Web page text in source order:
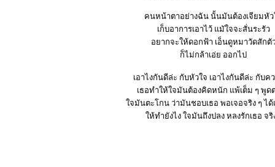
คนหน้าตาอย่างฉัน นั้นมันต้องเจียมหัว
เก็บอาการเอาไว้ แมัใจจะสั่นระรัว
อยากจะให้ดอกฟ้า เอ็นดูหมาวัดสักตั
ก็ไม่กล้าเอ่ย ออกไป
เอาไงกันดีล่ะ กับหัวใจ เอาไงกันดีล่ะ กับค
เธอทำให้ใจมันต้องคิดหนัก แพ้เต็ม ๆ พูด
ใจมันตะโกน ว่ามันชอบเธอ พอเจอจริง ๆ ไ
ให้ทำยังไง ใจมันถึงปลง หลงรักเธอ จริ